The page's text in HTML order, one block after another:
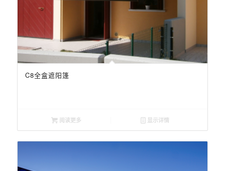
C8全盒遮阳篷
阅读更多 显示详情